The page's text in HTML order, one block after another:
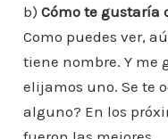
b) Cómo te gustaría
Como puedes ver,
tiene nombre. Y me
elijamos uno. Se te
alguno? En los